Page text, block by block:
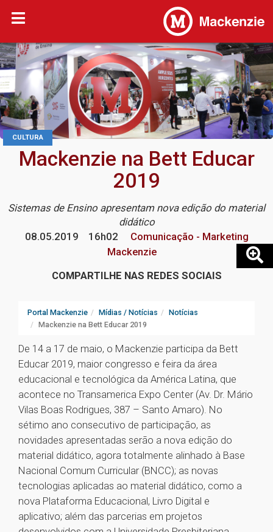
CULTURA
Mackenzie na Bett Educar
2019
Sistemas de Ensino apresentam nova edição do material
didático
08.05.2019
16h02
Comunicação - Marketing
Mackenzie
COMPARTILHE NAS REDES SOCIAIS
Portal Mackenzie Mídias / Notícias
Notícias
Mackenzie na Bett Educar 2019
De 14 a 17 de maio, o Mackenzie participa da Bett
Educar 2019, maior congresso e feira da área
educacional e tecnológica da América Latina, que
acontece no Transamerica Expo Center (Av. Dr. Mário
Vilas Boas Rodrigues, 387 – Santo Amaro). No
sétimo ano consecutivo de participação, as
novidades apresentadas serão a nova edição do
material didático, agora totalmente alinhado à Base
Nacional Comum Curricular (BNCC); as novas
tecnologias aplicadas ao material didático, como a
nova Plataforma Educacional, Livro Digital e
aplicativo; além das parcerias em projetos